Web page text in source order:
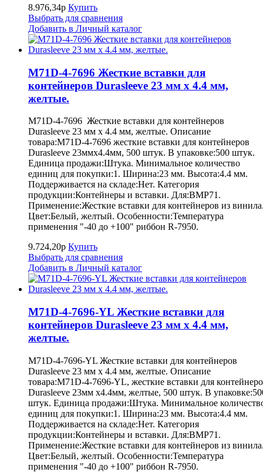
8.976,34р Купить
Выбрать для сравнения
Добавить в Личный каталог
M71D-4-7696 Жесткие вставки для
контейнеров Durasleeve 23 мм х 4.4 мм,
желтые.
M71D-4-7696 Жесткие вставки для контейнеров
Durasleeve 23 мм х 4.4 мм, желтые. Описание
товара:M71D-4-7696 жесткие вставки для контейнеров
Durasleeve 23ммх4.4мм, 500 штук. В упаковке:500 штук.
Единица продажи:Штука. Минимальное количество
единиц для покупки:1. Ширина:23 мм. Высота:4.4 мм.
Поддерживается на складе:Нет. Категория
продукции:Контейнеры и вставки. Для:BMP71.
Применение:Жесткие вставки для контейнеров из
Цвет:Белый, желтый. Особенности:Температура
применения "-40 до +100" риббон R-7950.
9.724,20р Купить
Выбрать для сравнения
Добавить в Личный каталог
M71D-4-7696-YL Жесткие вставки для
контейнеров Durasleeve 23 мм х 4.4 мм,
желтые.
M71D-4-7696-YL Жесткие вставки для контейнеров
Durasleeve 23 мм х 4.4 мм, желтые. Описание
товара:M71D-4-7696-YL, жесткие вставки для
Durasleeve 23мм х4.4мм, желтые, 500 штук. В
штук. Единица продажи:Штука. Минимальное
единиц для покупки:1. Ширина:23 мм. Высота:4.4 мм.
Поддерживается на складе:Нет. Категория
продукции:Контейнеры и вставки. Для:BMP71.
Применение:Жесткие вставки для контейнеров из
Цвет:Белый, желтый. Особенности:Температура
применения "-40 до +100" риббон R-7950.